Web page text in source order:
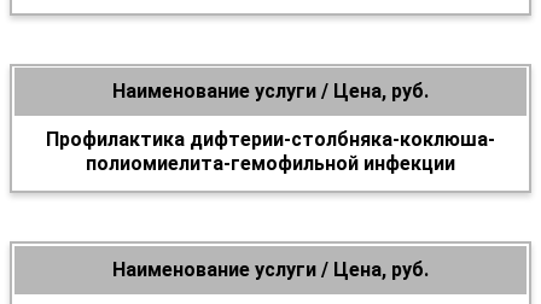
Наименование услуги / Цена, руб.
Профилактика дифтерии-столбняка-коклюша-
полиомиелита-гемофильной инфекции
Наименование услуги / Цена, руб.